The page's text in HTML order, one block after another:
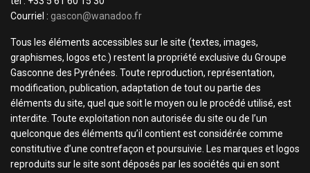
Courriel : gascon@wanadoo.fr
Tous les éléments accessibles sur le site (textes, images,
graphismes, logos etc.) restent la propriété exclusive du Groupe
Gasconne des Pyrénées. Toute reproduction, représentation,
modification, publication, adaptation de tout ou partie des
éléments du site, quel que soit le moyen ou le procédé utilisé, est
interdite. Toute exploitation non autorisée du site ou de l’un
quelconque des éléments qu’il contient est considérée comme
constitutive d’une contrefaçon et poursuivie. Les marques et logos
reproduits sur le site sont déposés par les sociétés qui en sont